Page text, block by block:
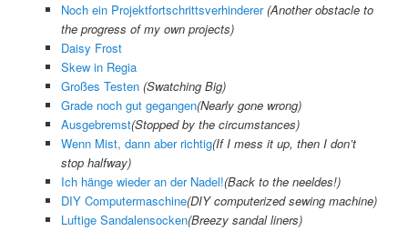
Noch ein Projektfortschrittsverhinderer(Another obstacle to
the progress of my own projects)
Daisy Frost
Skew in Regia
Großes Testen(Swatching Big)
Grade noch gut gegangen(Nearly gone wrong)
Ausgebremst(Stopped by the circumstances)
Wenn Mist, dann aber richtig(If I mess it up, then I don’t
stop halfway)
Ich hänge wieder an der Nadel!(Back to the neeldes!)
DIY Computermaschine(DIY computerized sewing machine)
Luftige Sandalensocken(Breezy sandal liners)